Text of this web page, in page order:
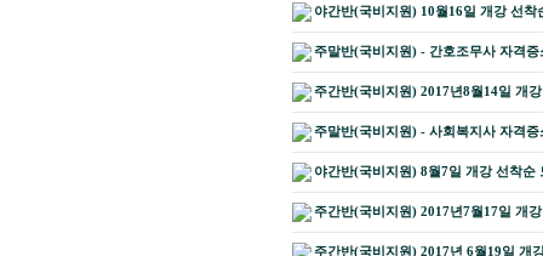
야간반(국비지원) 10월16일 개강 선착
주말반(국비지원) - 간호조무사 자격
주간반(국비지원) 2017년8월14일 개
주말반(국비지원) - 사회복지사 자격
야간반(국비지원) 8월7일 개강 선착순
주간반(국비지원) 2017년7월17일 개
주간반(국비지원) 2017년 6월19일 개